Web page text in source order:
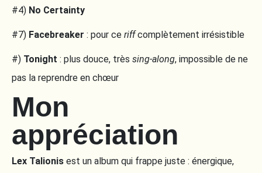
#4) No Certainty
#7) Facebreaker : pour ce riffcomplètement irrésistible
#) Tonight : plus douce, très sing-along, impossible de ne
pas la reprendre en chœur
Mon
appréciation
Lex Talionis est un album qui frappe juste : énergique,